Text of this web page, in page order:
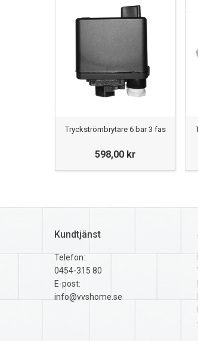
Tryckströmbrytare 6 bar 3 fas
598,00 kr
Kundtjänst
Telefon:
0454-315 80
E-post:
info@vvshome.se